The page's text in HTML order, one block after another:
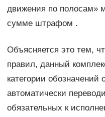
движения по полосам»
сумме штрафом .
Объясняется это тем,
правил, данный
категории
автоматически
обязательных к